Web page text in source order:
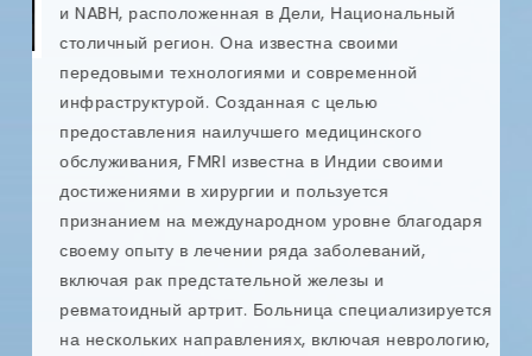
и NABH, расположенная в Дели, Национальный
столичный регион. Она известна своими
передовыми технологиями и современной
инфраструктурой. Созданная с целью
предоставления наилучшего медицинского
обслуживания, FMRI известна в Индии своими
достижениями в хирургии и пользуется
признанием на международном уровне благодаря
своему опыту в лечении ряда заболеваний,
включая рак предстательной железы и
ревматоидный артрит. Больница специализируется
на нескольких направлениях, включая неврологию,